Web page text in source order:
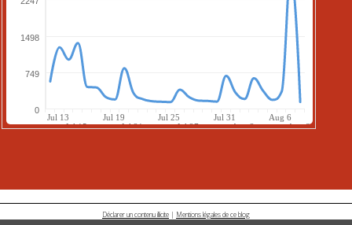
Déclarer un contenu illicite | Mentions légales de ce blog